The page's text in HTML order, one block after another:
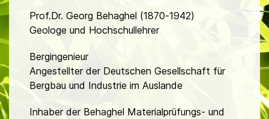
Prof.Dr. Georg Behaghel (1870-1942)
Geologe und Hochschullehrer
Bergingenieur
Angestellter der Deutschen Gesellschaft für
Bergbau und Industrie im Auslande
Inhaber der Behaghel Materialprüfungs- und